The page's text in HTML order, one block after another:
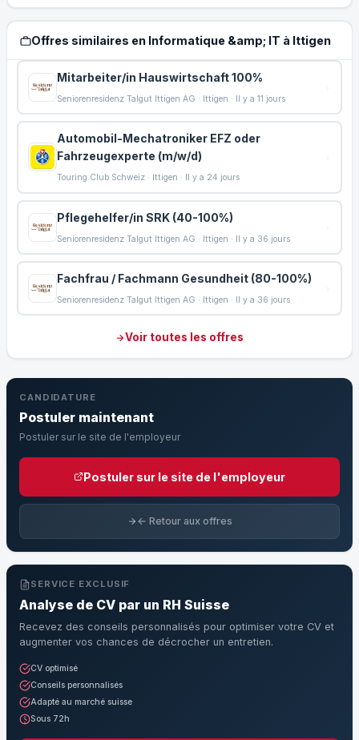
Offres similaires en Informatique &amp; IT à Ittigen
Mitarbeiter/in Hauswirtschaft 100%
Seniorenresidenz Talgut Ittigen AG · Ittigen · Il y a 11 jours
Automobil-Mechatroniker EFZ oder
Fahrzeugexperte (m/w/d)
Touring Club Schweiz · Ittigen · Il y a 24 jours
Pflegehelfer/in SRK (40-100%)
Seniorenresidenz Talgut Ittigen AG · Ittigen · Il y a 36 jours
Fachfrau / Fachmann Gesundheit (80-100%)
Seniorenresidenz Talgut Ittigen AG · Ittigen · Il y a 36 jours
Voir toutes les offres
CANDIDATURE
Postuler maintenant
Postuler sur le site de l'employeur
Postuler sur le site de l'employeur
← Retour aux offres
SERVICE EXCLUSIF
Analyse de CV par un RH Suisse
Recevez des conseils personnalisés pour optimiser votre CV et
augmenter vos chances de décrocher un entretien.
CV optimisé
Conseils personnalisés
Adapté au marché suisse
Sous 72h